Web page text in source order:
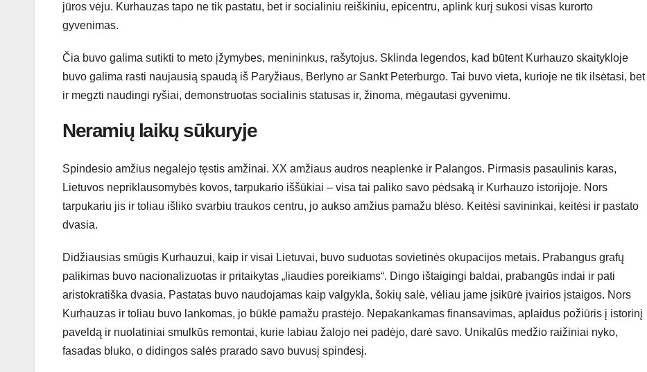
jūros vėju. Kurhauzas tapo ne tik pastatu, bet ir socialiniu reiškiniu, epicentru, aplink kurį sukosi visas kurorto
gyvenimas.
Čia buvo galima sutikti to meto įžymybes, menininkus, rašytojus. Sklinda legendos, kad būtent Kurhauzo skaitykloje
buvo galima rasti naujausią spaudą iš Paryžiaus, Berlyno ar Sankt Peterburgo. Tai buvo vieta, kurioje ne tik ilsėtasi, bet
ir megzti naudingi ryšiai, demonstruotas socialinis statusas ir, žinoma, mėgautasi gyvenimu.
Neramių laikų sūkuryje
Spindesio amžius negalėjo tęstis amžinai. XX amžiaus audros neaplenkė ir Palangos. Pirmasis pasaulinis karas,
Lietuvos nepriklausomybės kovos, tarpukario iššūkiai – visa tai paliko savo pėdsaką ir Kurhauzo istorijoje. Nors
tarpukariu jis ir toliau išliko svarbiu traukos centru, jo aukso amžius pamažu blėso. Keitėsi savininkai, keitėsi ir pastato
dvasia.
Didžiausias smūgis Kurhauzui, kaip ir visai Lietuvai, buvo suduotas sovietinės okupacijos metais. Prabangus grafų
palikimas buvo nacionalizuotas ir pritaikytas „liaudies poreikiams“. Dingo ištaigingi baldai, prabangūs indai ir pati
aristokratiška dvasia. Pastatas buvo naudojamas kaip valgykla, šokių salė, vėliau jame įsikūrė įvairios įstaigos. Nors
Kurhauzas ir toliau buvo lankomas, jo būklė pamažu prastėjo. Nepakankamas finansavimas, aplaidus požiūris į istorinį
paveldą ir nuolatiniai smulkūs remontai, kurie labiau žalojo nei padėjo, darė savo. Unikalūs medžio raižiniai nyko,
fasadas bluko, o didingos salės prarado savo buvusį spindesį.